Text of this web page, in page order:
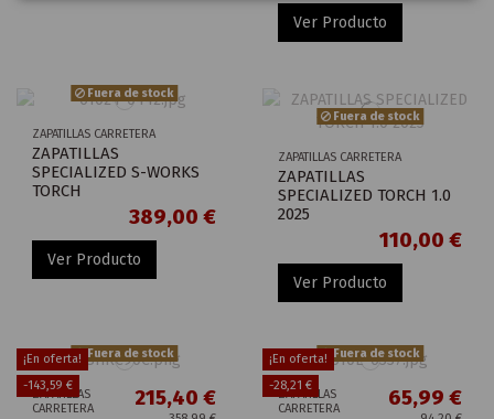
Ver Producto
Fuera de stock
ZAPATILLAS CARRETERA
ZAPATILLAS
SPECIALIZED S-WORKS
TORCH
389,00 €
Ver Producto
Fuera de stock
ZAPATILLAS CARRETERA
ZAPATILLAS
SPECIALIZED TORCH 1.0
2025
110,00 €
Ver Producto
¡En oferta!
-143,59 €
Fuera de stock
ZAPATILLAS
CARRETERA
215,40 €
¡En oferta!
-28,21 €
Fuera de stock
ZAPATILLAS
CARRETERA
65,99 €